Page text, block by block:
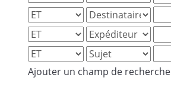
Ajouter un champ de recherche